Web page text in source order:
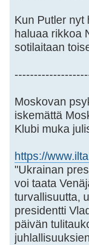
Kun Putler
haluaa rikkoa
sotilaitaan
Moskovan
iskemättä
Klubi muka
https://
"Ukrainan
voi taata
turvallisuutta,
presidentti
päivän